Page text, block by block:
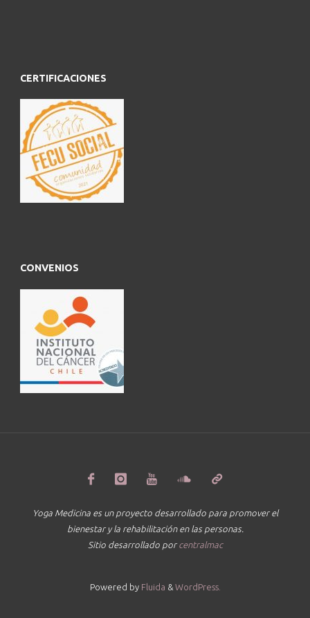
CERTIFICACIONES
CONVENIOS
Yoga Medicina es un proyecto desarrollado para promover el
bienestar y la rehabilitación en las personas.
Sitio desarrollado porcentralmac
Powered byFluida & WordPress.